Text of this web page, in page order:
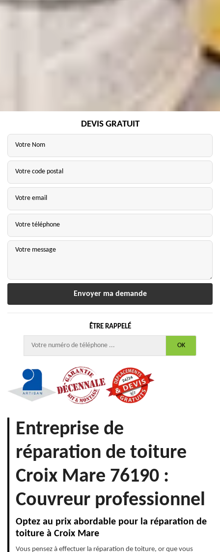
DEVIS GRATUIT
ÊTRE RAPPELÉ
Entreprise de
réparation de toiture
Croix Mare 76190 :
Couvreur professionnel
Optez au prix abordable pour la réparation de
toiture à Croix Mare
Vous pensez à effectuer la réparation de toiture, or que vous